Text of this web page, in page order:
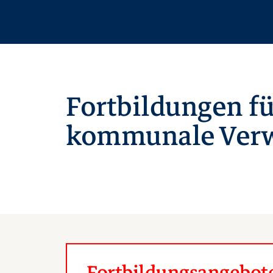
Fortbildungen
kommunale